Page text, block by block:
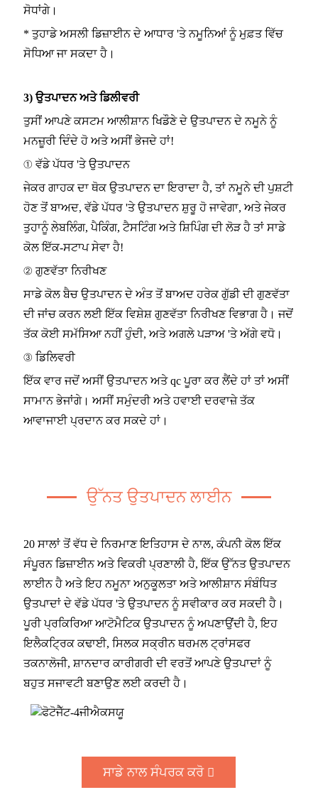
ਸੋਧਾਂਗੇ।
* ਤੁਹਾਡੇ ਅਸਲੀ ਡਿਜ਼ਾਈਨ ਦੇ ਆਧਾਰ 'ਤੇ ਨਮੂਨਿਆਂ ਨੂੰ ਮੁਫ਼ਤ ਵਿੱਚ
ਸੋਧਿਆ ਜਾ ਸਕਦਾ ਹੈ।
3) ਉਤਪਾਦਨ ਅਤੇ ਡਿਲੀਵਰੀ
ਤੁਸੀਂ ਆਪਣੇ ਕਸਟਮ ਆਲੀਸ਼ਾਨ ਖਿਡੌਣੇ ਦੇ ਉਤਪਾਦਨ ਦੇ ਨਮੂਨੇ ਨੂੰ
ਮਨਜ਼ੂਰੀ ਦਿੰਦੇ ਹੋ ਅਤੇ ਅਸੀਂ ਭੇਜਦੇ ਹਾਂ!
① ਵੱਡੇ ਪੱਧਰ 'ਤੇ ਉਤਪਾਦਨ
ਜੇਕਰ ਗਾਹਕ ਦਾ ਥੋਕ ਉਤਪਾਦਨ ਦਾ ਇਰਾਦਾ ਹੈ, ਤਾਂ ਨਮੂਨੇ ਦੀ ਪੁਸ਼ਟੀ
ਹੋਣ ਤੋਂ ਬਾਅਦ, ਵੱਡੇ ਪੱਧਰ 'ਤੇ ਉਤਪਾਦਨ ਸ਼ੁਰੂ ਹੋ ਜਾਵੇਗਾ, ਅਤੇ ਜੇਕਰ
ਤੁਹਾਨੂੰ ਲੇਬਲਿੰਗ, ਪੈਕਿੰਗ, ਟੈਸਟਿੰਗ ਅਤੇ ਸ਼ਿਪਿੰਗ ਦੀ ਲੋੜ ਹੈ ਤਾਂ ਸਾਡੇ
ਕੋਲ ਇੱਕ-ਸਟਾਪ ਸੇਵਾ ਹੈ!
② ਗੁਣਵੱਤਾ ਨਿਰੀਖਣ
ਸਾਡੇ ਕੋਲ ਬੈਚ ਉਤਪਾਦਨ ਦੇ ਅੰਤ ਤੋਂ ਬਾਅਦ ਹਰੇਕ ਗੁੱਡੀ ਦੀ ਗੁਣਵੱਤਾ
ਦੀ ਜਾਂਚ ਕਰਨ ਲਈ ਇੱਕ ਵਿਸ਼ੇਸ਼ ਗੁਣਵੱਤਾ ਨਿਰੀਖਣ ਵਿਭਾਗ ਹੈ। ਜਦੋਂ
ਤੱਕ ਕੋਈ ਸਮੱਸਿਆ ਨਹੀਂ ਹੁੰਦੀ, ਅਤੇ ਅਗਲੇ ਪੜਾਅ 'ਤੇ ਅੱਗੇ ਵਧੋ।
③ ਡਿਲਿਵਰੀ
ਇੱਕ ਵਾਰ ਜਦੋਂ ਅਸੀਂ ਉਤਪਾਦਨ ਅਤੇ qc ਪੂਰਾ ਕਰ ਲੈਂਦੇ ਹਾਂ ਤਾਂ ਅਸੀਂ
ਸਾਮਾਨ ਭੇਜਾਂਗੇ। ਅਸੀਂ ਸਮੁੰਦਰੀ ਅਤੇ ਹਵਾਈ ਦਰਵਾਜ਼ੇ ਤੱਕ
ਆਵਾਜਾਈ ਪ੍ਰਦਾਨ ਕਰ ਸਕਦੇ ਹਾਂ।
ਉੱਨਤ ਉਤਪਾਦਨ ਲਾਈਨ
20 ਸਾਲਾਂ ਤੋਂ ਵੱਧ ਦੇ ਨਿਰਮਾਣ ਇਤਿਹਾਸ ਦੇ ਨਾਲ, ਕੰਪਨੀ ਕੋਲ ਇੱਕ
ਸੰਪੂਰਨ ਡਿਜ਼ਾਈਨ ਅਤੇ ਵਿਕਰੀ ਪ੍ਰਣਾਲੀ ਹੈ, ਇੱਕ ਉੱਨਤ ਉਤਪਾਦਨ
ਲਾਈਨ ਹੈ ਅਤੇ ਇਹ ਨਮੂਨਾ ਅਨੁਕੂਲਤਾ ਅਤੇ ਆਲੀਸ਼ਾਨ ਸੰਬੰਧਿਤ
ਉਤਪਾਦਾਂ ਦੇ ਵੱਡੇ ਪੱਧਰ 'ਤੇ ਉਤਪਾਦਨ ਨੂੰ ਸਵੀਕਾਰ ਕਰ ਸਕਦੀ ਹੈ।
ਪੂਰੀ ਪ੍ਰਕਿਰਿਆ ਆਟੋਮੈਟਿਕ ਉਤਪਾਦਨ ਨੂੰ ਅਪਣਾਉਂਦੀ ਹੈ, ਇਹ
ਇਲੈਕਟ੍ਰਿਕ ਕਢਾਈ, ਸਿਲਕ ਸਕ੍ਰੀਨ ਥਰਮਲ ਟ੍ਰਾਂਸਫਰ
ਤਕਨਾਲੋਜੀ, ਸ਼ਾਨਦਾਰ ਕਾਰੀਗਰੀ ਦੀ ਵਰਤੋਂ ਆਪਣੇ ਉਤਪਾਦਾਂ ਨੂੰ
ਬਹੁਤ ਸਜਾਵਟੀ ਬਣਾਉਣ ਲਈ ਕਰਦੀ ਹੈ।
ਸਾਡੇ ਨਾਲ ਸੰਪਰਕ ਕਰੋ